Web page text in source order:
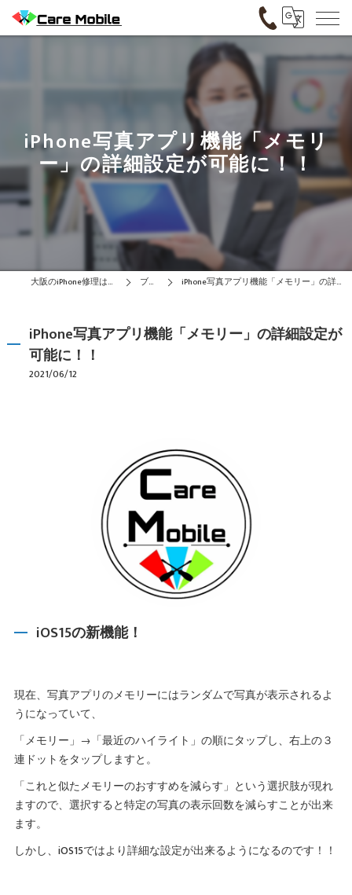
iPhone写真アプリ機能「メモリ
ー」の詳細設定が可能に！！
大阪のiPhone修理はCare Mobile ブログ iPhone写真アプリ機能「メモリー」の詳細設定が可能に！！
iPhone写真アプリ機能「メモリー」の詳細設定が
可能に！！
2021/06/12
iOS15の新機能！
現在、写真アプリのメモリーにはランダムで写真が表示されるよ
うになっていて、
「メモリー」→「最近のハイライト」の順にタップし、右上の３
連ドットをタップしますと。
「これと似たメモリーのおすすめを減らす」という選択肢が現れ
ますので、選択すると特定の写真の表示回数を減らすことが出来
ます。
しかし、iOS15ではより詳細な設定が出来るようになるのです！！